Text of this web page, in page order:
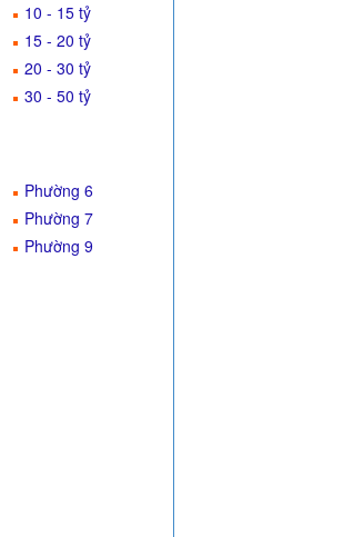
10 - 15 tỷ
15 - 20 tỷ
20 - 30 tỷ
30 - 50 tỷ
Phường 6
Phường 7
Phường 9